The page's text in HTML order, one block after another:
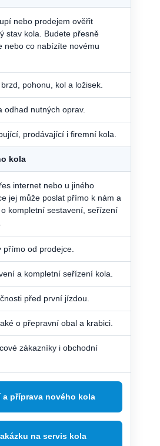
nebo prodejem ověřit
stav kola. Budete přesně
nebo co nabízíte novému
pohonu, kol a ložisek.
odhad nutných oprav.
prodávající i firemní kola.
kola
internet nebo u jiného
jej může poslat přímo k nám a
kompletní sestavení, seřízení
přímo od prodejce.
a kompletní seřízení kola.
před první jízdou.
o přepravní obal a krabici.
zákazníky i obchodní
a příprava nového kola
na servis kola